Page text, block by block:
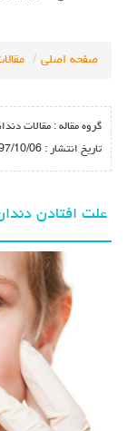
صفحه اصلی
گروه مقاله : مقالات
تاريخ انتشار : 10/06 - 12:41
علت افتادن